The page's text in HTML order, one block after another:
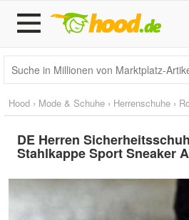
Hood › Mode & Schuhe › Herrenschuhe ›
DE Herren
Stahlkappe Sport Sneaker